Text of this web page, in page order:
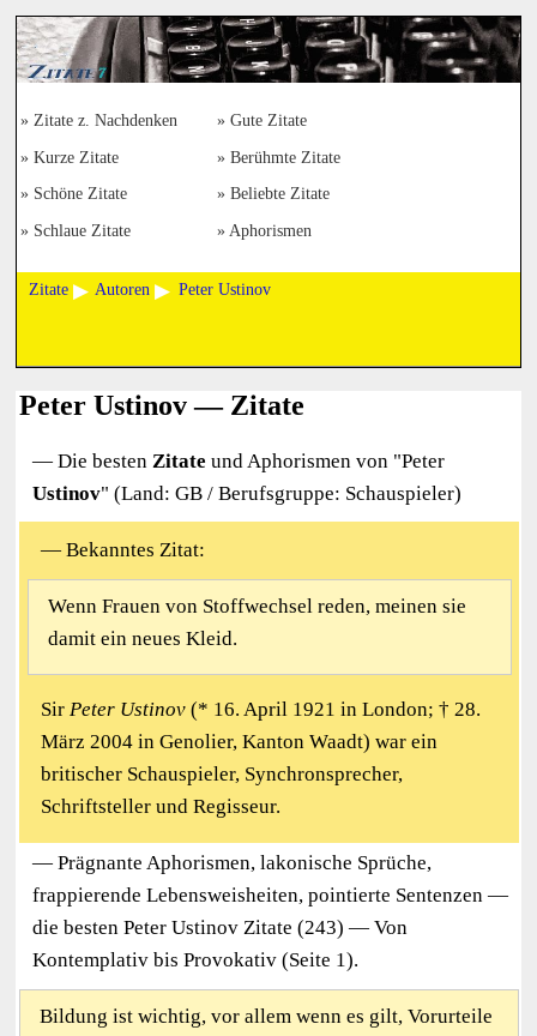
Zitate z. Nachdenken Gute Zitate
Kurze Zitate Berühmte Zitate
Schöne Zitate Beliebte Zitate
Schlaue Zitate Aphorismen
Zitate Autoren Peter Ustinov
Peter Ustinov — Zitate
— Die besten Zitate und Aphorismen von "Peter
Ustinov" (Land: GB / Berufsgruppe: Schauspieler)
— Bekanntes Zitat:
Wenn Frauen von Stoffwechsel reden, meinen sie
damit ein neues Kleid.
Sir Peter Ustinov(* 16. April 1921 in London; † 28.
März 2004 in Genolier, Kanton Waadt) war ein
britischer Schauspieler, Synchronsprecher,
Schriftsteller und Regisseur.
— Prägnante Aphorismen, lakonische Sprüche,
frappierende Lebensweisheiten, pointierte Sentenzen —
die besten Peter Ustinov Zitate (243) — Von
Kontemplativ bis Provokativ (Seite 1).
Bildung ist wichtig, vor allem wenn es gilt, Vorurteile